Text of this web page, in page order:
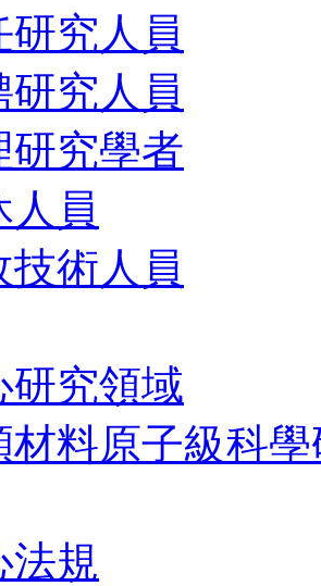
研究人員
研究人員
研究學者
人員
技術人員
研究領域
材料原子級科
法規